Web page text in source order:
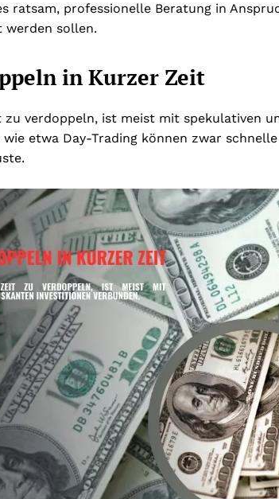
ratsam, professionelle Beratung in
werden sollen.
in Kurzer Zeit
zu verdoppeln, ist meist mit spekulativen
etwa Day-Trading können zwar